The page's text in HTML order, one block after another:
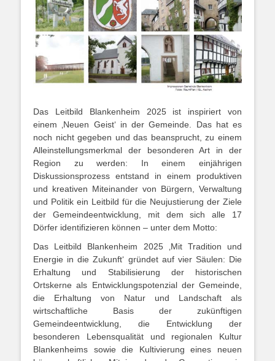
Das Leitbild Blankenheim 2025 ist inspiriert von
einem ‚Neuen Geist‘ in der Gemeinde. Das hat es
noch nicht gegeben und das beansprucht, zu einem
Alleinstellungsmerkmal der besonderen Art in der
Region zu werden: In einem einjährigen
Diskussionsprozess entstand in einem produktiven
und kreativen Miteinander von Bürgern, Verwaltung
und Politik ein Leitbild für die Neujustierung der Ziele
der Gemeindeentwicklung, mit dem sich alle 17
Dörfer identifizieren können – unter dem Motto:
Das Leitbild Blankenheim 2025 ‚Mit Tradition und
Energie in die Zukunft‘ gründet auf vier Säulen: Die
Erhaltung und Stabilisierung der historischen
Ortskerne als Entwicklungspotenzial der Gemeinde,
die Erhaltung von Natur und Landschaft als
wirtschaftliche Basis der zukünftigen
Gemeindeentwicklung, die Entwicklung der
besonderen Lebensqualität und regionalen Kultur
Blankenheims sowie die Kultivierung eines neuen